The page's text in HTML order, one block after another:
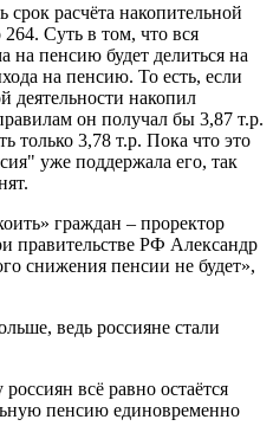
срок расчёта накопительной
Суть в том, что вся
на пенсию будет делиться на
на пенсию. То есть, если
деятельности накопил
он получал бы 3,87 т.р.
только 3,78 т.р. Пока что это
уже поддержала его, так
граждан – проректор
правительстве РФ Александр
снижения пенсии не будет»,
ведь россияне стали
всё равно остаётся
пенсию единовременно